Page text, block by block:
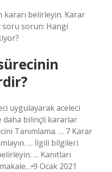
kararı belirleyin. Karar
sorun: Hangi
uygulayarak aceleci
daha bilinçli kararlar
Tanımlama. … 7 Karar
… İlgili bilgileri
… Kanıtları
Ocak 2021